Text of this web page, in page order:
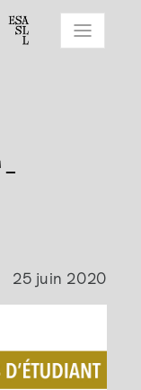
25 juin 2020